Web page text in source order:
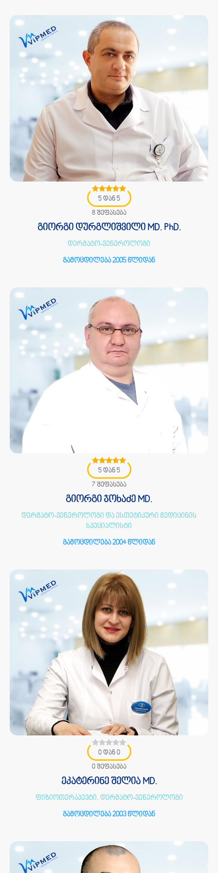
5 დან 5
8 შეფასება
გიორგი დურგლიშვილი MD. PhD.
დერმატო-ვენეროლოგი
გამოცდილება 2005 წლიდან
5 დან 5
7 შეფასება
გიორგი ჯოხაძე MD.
დერმატო-ვენეროლოგი და ესთეტიკური მედიცინის
სპეციალისტი
გამოცდილება 2004 წლიდან
0 დან 0
0 შეფასება
ეკატერინე შელია MD.
ფიზიოთერაპევტი, დერმატო-ვენეროლოგი
გამოცდილება 2003 წლიდან